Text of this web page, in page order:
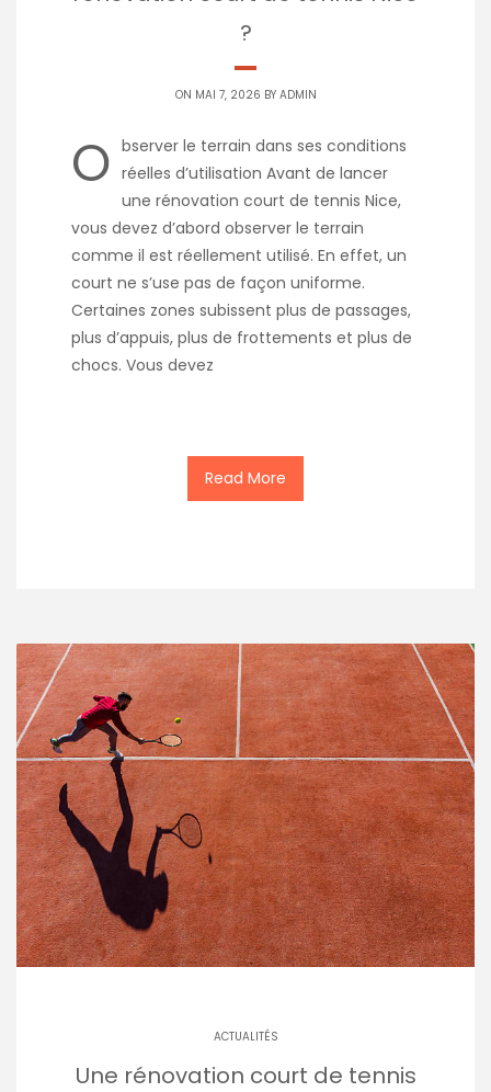
?
ON MAI 7, 2026 BY ADMIN
O bserver le terrain dans ses conditions
réelles d’utilisation Avant de lancer
une rénovation court de tennis Nice,
vous devez d’abord observer le terrain
comme il est réellement utilisé. En effet, un
court ne s’use pas de façon uniforme.
Certaines zones subissent plus de passages,
plus d’appuis, plus de frottements et plus de
chocs. Vous devez
Read More
ACTUALITÉS
Une rénovation court de tennis